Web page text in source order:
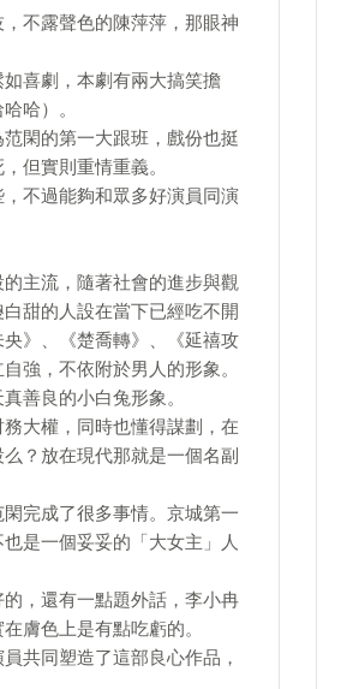
不露聲色的陳萍萍，那眼神
喜劇，本劇有兩大搞笑擔
哈）。
閑的第一大跟班，戲份也挺
但實則重情重義。
不過能夠和眾多好演員同演
主流，隨著社會的進步與觀
甜的人設在當下已經吃不開
》、《楚喬轉》、《延禧攻
強，不依附於男人的形象。
善良的小白兔形象。
大權，同時也懂得謀劃，在
？放在現代那就是一個名副
完成了很多事情。京城第一
是一個妥妥的「大女主」人
，還有一點題外話，李小冉
膚色上是有點吃虧的。
共同塑造了這部良心作品，